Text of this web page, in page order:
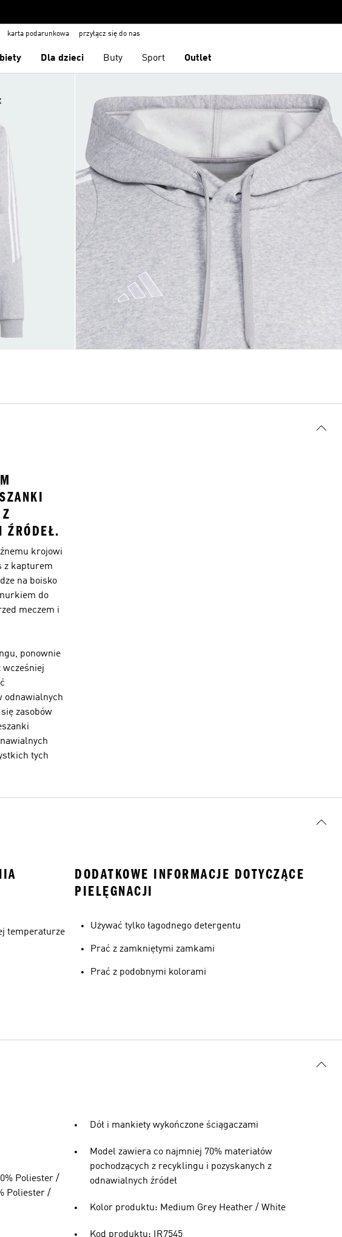
karta podarunkowa przyłącz się do nas
Dla dzieci Buty Sport Outlet
ŹRÓDEŁ.
krojowi
z kapturem
na boisko
do
meczem i
ponownie
wcześniej
odnawialnych
zasobów
tych
temperaturze
DODATKOWE INFORMACJE DOTYCZĄCE
PIELĘGNACJI
Używać tylko łagodnego detergentu
Prać z zamkniętymi zamkami
Prać z podobnymi kolorami
Poliester /
Poliester /
Dół i mankiety wykończone ściągaczami
Model zawiera co najmniej 70% materiałów
pochodzących z recyklingu i pozyskanych z
odnawialnych źródeł
Kolor produktu: Medium Grey Heather / White
Kod produktu: IR7545